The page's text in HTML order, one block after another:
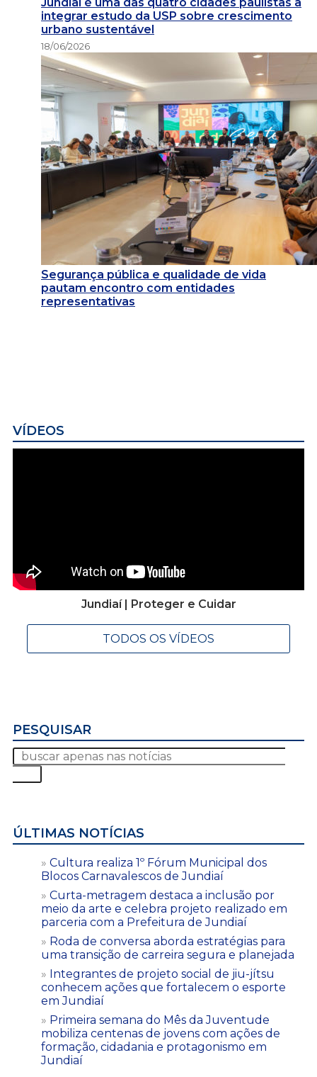
integrar estudo da USP sobre crescimento
urbano sustentável
18/06/2026
Segurança pública e qualidade de vida
pautam encontro com entidades
representativas
VÍDEOS
Jundiaí | Proteger e Cuidar
TODOS OS VÍDEOS
PESQUISAR
ÚLTIMAS NOTÍCIAS
Cultura realiza 1º Fórum Municipal dos
Blocos Carnavalescos de Jundiaí
Curta-metragem destaca a inclusão por
meio da arte e celebra projeto realizado em
parceria com a Prefeitura de Jundiaí
Roda de conversa aborda estratégias para
uma transição de carreira segura e planejada
Integrantes de projeto social de jiu-jítsu
conhecem ações que fortalecem o esporte
em Jundiaí
Primeira semana do Mês da Juventude
mobiliza centenas de jovens com ações de
formação, cidadania e protagonismo em
Jundiaí